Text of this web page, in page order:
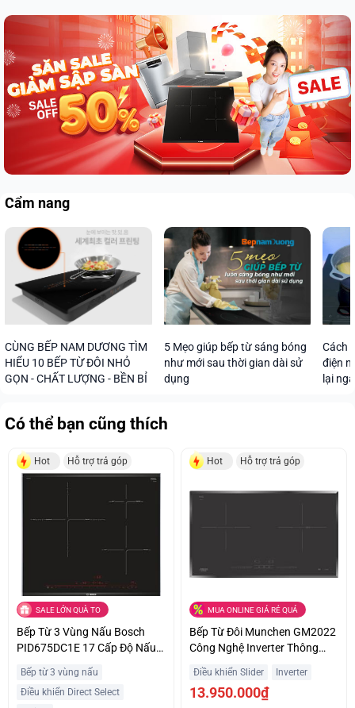
Cẩm nang
CÙNG BẾP NAM DƯƠNG TÌM
HIỂU 10 BẾP TỪ ĐÔI NHỎ
GỌN - CHẤT LƯỢNG - BỀN BỈ
5 Mẹo giúp bếp từ sáng bóng
như mới sau thời gian dài sử
dụng
Cách
điện
lại
Có thể bạn cũng thích
Hot Hỗ trợ trả góp
SALE LỚN QUÀ TO
Bếp Từ 3 Vùng Nấu Bosch
PID675DC1E 17 Cấp Độ Nấu
Bếp từ 3 vùng nấu
Điều khiển Direct Select
Hot Hỗ trợ trả góp
MUA ONLINE GIÁ RẺ QUÁ
Bếp Từ Đôi Munchen GM2022
Công Nghệ Inverter Thông
Điều khiển Slider Inverter
13.950.000₫